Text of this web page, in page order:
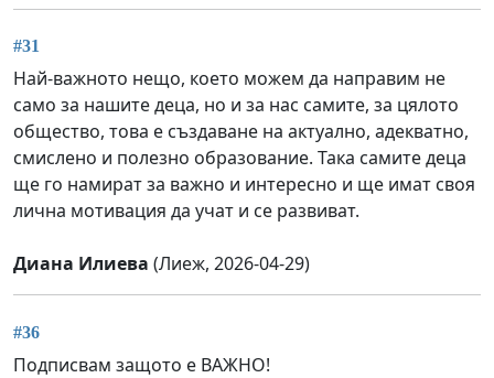
#31
Най-важното нещо, което можем да направим не
само за нашите деца, но и за нас самите, за цялото
общество, това е създаване на актуално, адекватно,
смислено и полезно образование. Така самите деца
ще го намират за важно и интересно и ще имат своя
лична мотивация да учат и се развиват.
Диана Илиева (Лиеж, 2026-04-29)
#36
Подписвам защото е ВАЖНО!